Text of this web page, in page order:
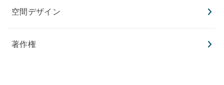
空間デザイン
著作権